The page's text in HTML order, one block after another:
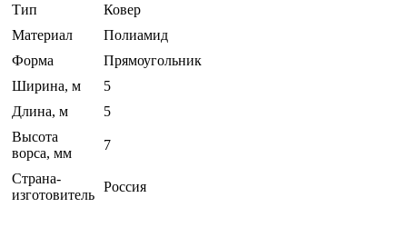
Тип
Ковер
Материал
Полиамид
Форма
Прямоугольник
Ширина, м
5
Длина, м
5
Высота
ворса, мм
7
Страна-
изготовитель
Россия